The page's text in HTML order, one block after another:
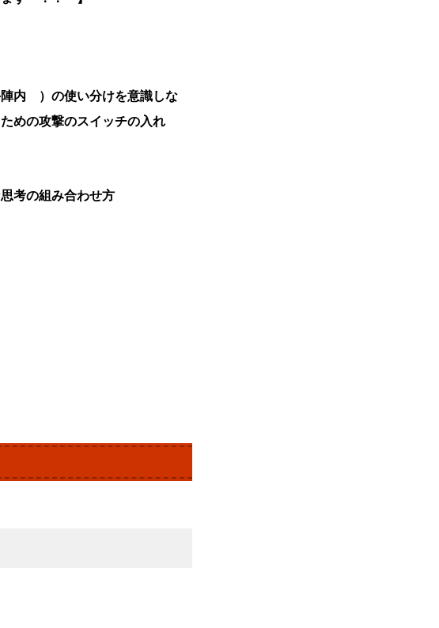
）の使い分けを意識しな
めの攻撃のスイッチの入れ
考の組み合わせ方